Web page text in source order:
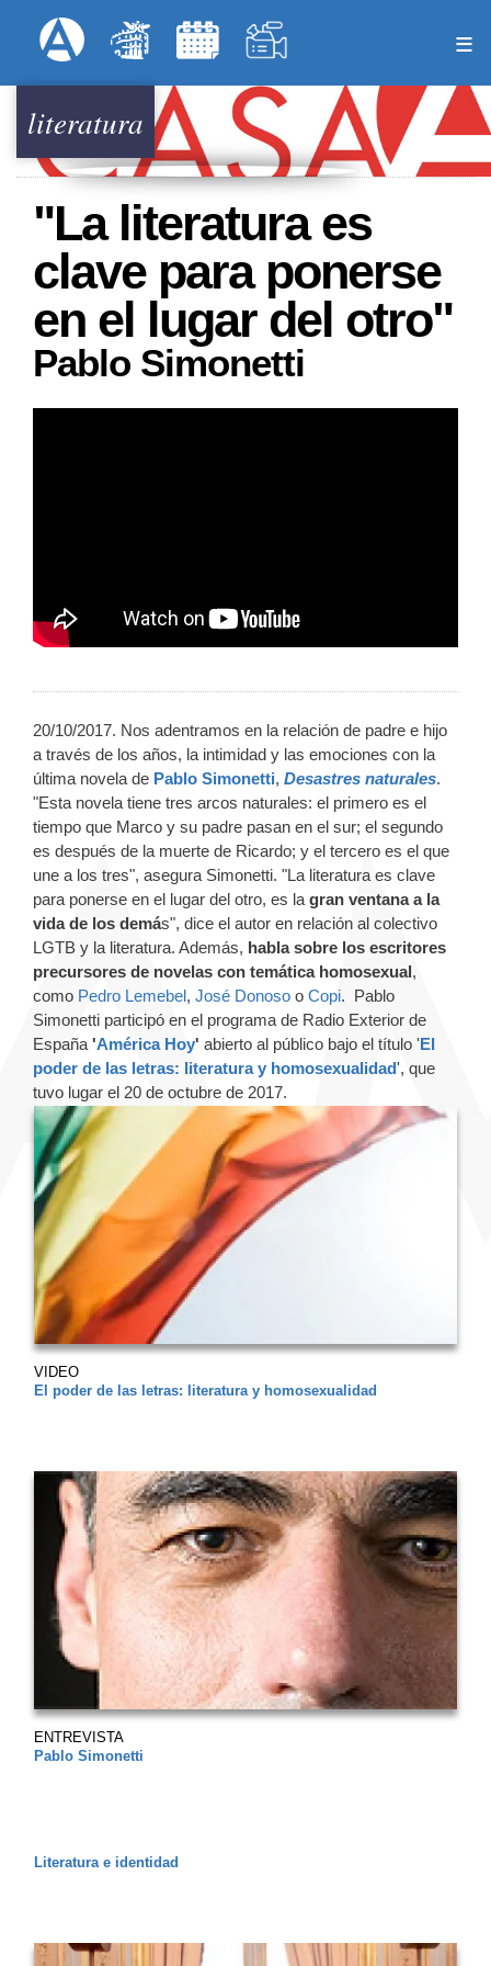
al
principal
Menú Superior
literatura
"La literatura es
clave para ponerse
en el lugar del otro"
Pablo Simonetti
20/10/2017. Nos adentramos en la relación de padre e hijo
a través de los años, la intimidad y las emociones con la
última novela de Pablo Simonetti, Desastres naturales.
"Esta novela tiene tres arcos naturales: el primero es el
tiempo que Marco y su padre pasan en el sur; el segundo
es después de la muerte de Ricardo; y el tercero es el que
une a los tres", asegura Simonetti. "La literatura es clave
para ponerse en el lugar del otro, es la gran ventana a la
vida de los demás", dice el autor en relación al colectivo
LGTB y la literatura. Además, habla sobre los escritores
precursores de novelas con temática homosexual,
como Pedro Lemebel, José Donoso o Copi. Pablo
Simonetti participó en el programa de Radio Exterior de
España 'América Hoy' abierto al público bajo el título 'El
poder de las letras: literatura y homosexualidad', que
tuvo lugar el 20 de octubre de 2017.
VIDEO
El poder de las letras: literatura y homosexualidad
ENTREVISTA
Pablo Simonetti
Literatura e identidad